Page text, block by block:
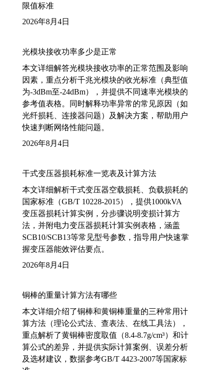
限值标准
2026年8月4日
光模块接收功率多少是正常
本文详细解答光模块接收功率的正常范围及影响
因素，重点分析千兆光模块的收光标准（典型值
为-3dBm至-24dBm），并提供不同速率光模块的
参考值表格。同时解释功率异常的常见原因（如
光纤损耗、连接器问题）及解决方案，帮助用户
快速判断网络性能问题。
2026年8月4日
干式变压器损耗标准一览表及计算方法
本文详细解析干式变压器空载损耗、负载损耗的
国家标准（GB/T 10228-2015），提供1000kVA
变压器损耗计算实例，分步骤说明变损计算方
法，并附电力变压器损耗计算实例表格，涵盖
SCB10/SCB13等常见型号参数，指导用户快速掌
握变压器能效评估要点。
2026年8月4日
铜棒的重量计算方法有哪些
本文详细介绍了铜棒和黄铜棒重量的三种常用计
算方法（理论公式法、查表法、在线工具法），
重点解析了黄铜棒密度取值（8.4-8.7g/cm³）和计
算公式的差异，并提供实际计算案例、误差分析
及选材建议，数据参考GB/T 4423-2007等国家标